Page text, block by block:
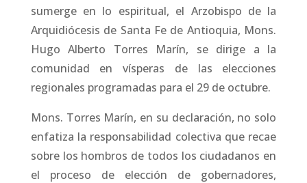
sumerge en lo espiritual, el Arzobispo de la
Arquidiócesis de Santa Fe de Antioquia, Mons.
Hugo Alberto Torres Marín, se dirige a la
comunidad en vísperas de las elecciones
regionales programadas para el 29 de octubre.
Mons. Torres Marín, en su declaración, no solo
enfatiza la responsabilidad colectiva que recae
sobre los hombros de todos los ciudadanos en
el proceso de elección de gobernadores,